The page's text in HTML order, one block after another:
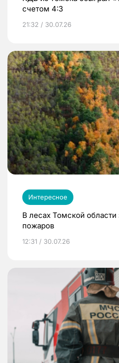
счетом 4:3
21:32 / 30.07.26
Интересное
В лесах Томской области
пожаров
12:31 / 30.07.26